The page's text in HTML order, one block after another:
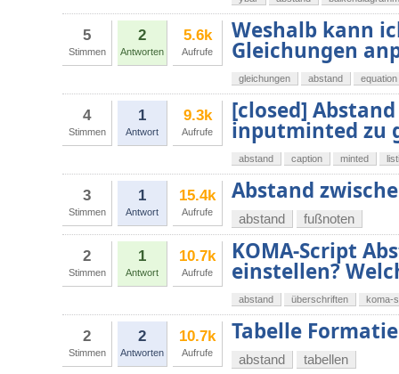
5
Stimmen
2
Antworten
5.6k
Aufrufe
Weshalb kann
Gleichungen
gleichungen abstand equation
4
Stimmen
1
Antwort
9.3k
Aufrufe
[closed]
inputminted zu
abstand caption minted
3
Stimmen
1
Antwort
15.4k
Aufrufe
Abstand
abstand fußnoten
2
Stimmen
1
Antwort
10.7k
Aufrufe
KOMA-Script
einstellen?
abstand überschriften koma-
2
Stimmen
2
Antworten
10.7k
Aufrufe
Tabelle
abstand tabellen